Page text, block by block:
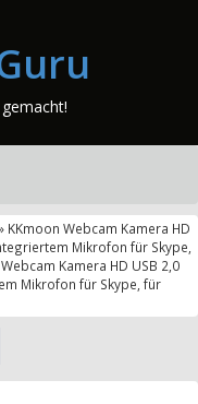
KKmoon Webcam Kamera HD
Mikrofon für Skype,
Kamera HD USB 2,0
Mikrofon für Skype, für